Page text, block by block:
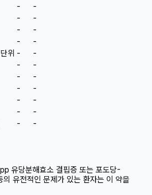
-
-
-
-
-
-
-
-
위 -
-
-
-
-
-
-
-
-
-
-
-
- -
유당분해효소 결핍증 또는 포도당-
의 유전적인 문제가 있는 환자는 이 약을